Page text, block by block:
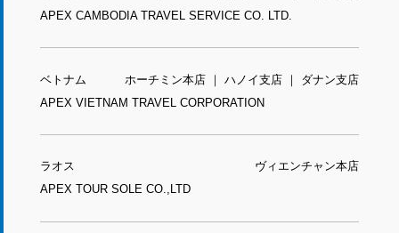
APEX CAMBODIA TRAVEL SERVICE CO. LTD.
ベトナム
APEX VIETNAM TRAVEL CORPORATION
ホーチミン本店 ｜ ハノイ支店 ｜ ダナン支店
ラオス
APEX TOUR SOLE CO.,LTD
ヴィエンチャン本店